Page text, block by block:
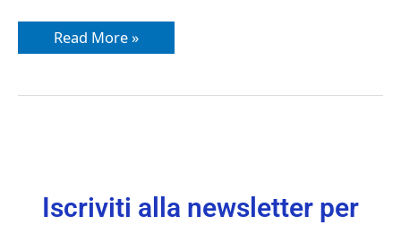
Read More »
Iscriviti alla newsletter per